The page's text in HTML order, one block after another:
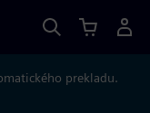
prekladu.